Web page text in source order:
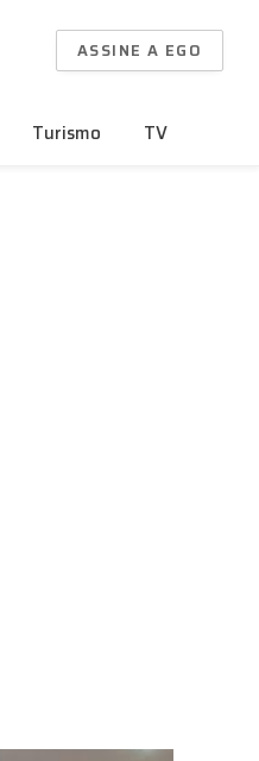
ASSINE A EGO
Turismo TV